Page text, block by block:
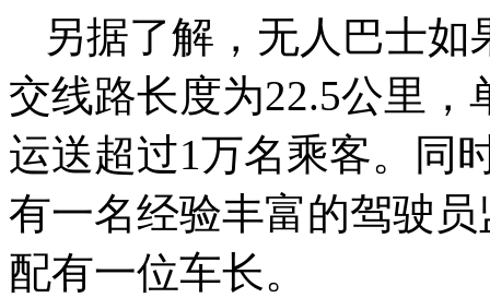
另据了解，无人巴士
交线路长度为22.5公里
运送超过1万名乘客。同
有一名经验丰富的驾驶
配有一位车长。